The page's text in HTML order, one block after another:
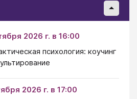
2026 г. в 16:00
психология: коучинг
2026 г. в 17:00